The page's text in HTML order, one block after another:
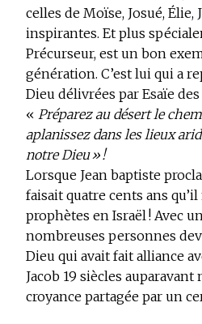
celles de Moïse, Josué,
inspirantes. Et plus
Précurseur, est un bon
génération. C’est lui qui a
Dieu délivrées par Esaïe
« Préparez au désert le
aplanissez dans les lieux
notre Dieu » !
Lorsque Jean baptiste
faisait quatre cents ans
prophètes en Israël ! Avec
nombreuses personnes
Dieu qui avait fait alliance
Jacob 19 siècles auparavant
croyance partagée par un